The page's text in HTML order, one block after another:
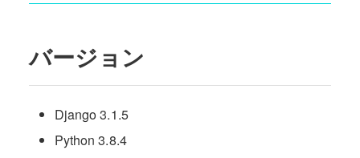
バージョン
Django 3.1.5
Python 3.8.4